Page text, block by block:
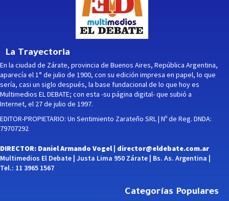
La Trayectoria
En la ciudad de Zárate, provincia de Buenos Aires, República Argentina,
aparecía el 1° de julio de 1900, con su edición impresa en papel, lo que
sería, casi un siglo después, la base fundacional de lo que hoy es
Multimedios EL DEBATE; con esta -su página digital- que subió a
Internet, el 27 de julio de 1997.
EDITOR-PROPIETARIO: Un Sentimiento Zarateño SRL | Nº de Reg. DNDA:
79707292
DIRECTOR: Daniel Armando Vogel | director@eldebate.com.ar
Multimedios El Debate | Justa Lima 950 Zárate | Bs. As. Argentina |
Tel.: 11 3965 1567
Categorías Populares